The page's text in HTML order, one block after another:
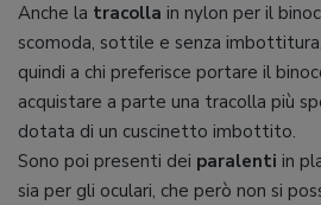
Anche la tracolla in nylon per il
scomoda, sottile e senza
quindi a chi preferisce portare il
acquistare a parte una tracolla più
dotata di un cuscinetto imbottito.
Sono poi presenti dei paralenti in
sia per gli oculari, che però non si